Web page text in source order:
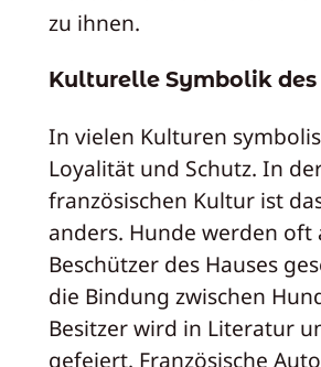
zu ihnen.
Kulturelle Symbolik des
In vielen Kulturen
Loyalität und Schutz. In
französischen Kultur ist
anders. Hunde werden oft
Beschützer des Hauses
die Bindung zwischen
Besitzer wird in Literatur
gefeiert. Französische